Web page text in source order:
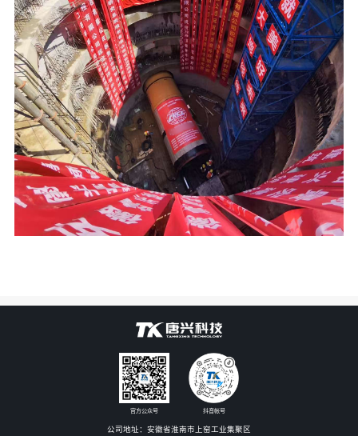
官方公众号 抖音帐号
公司地址：安徽省淮南市上窑工业集聚区